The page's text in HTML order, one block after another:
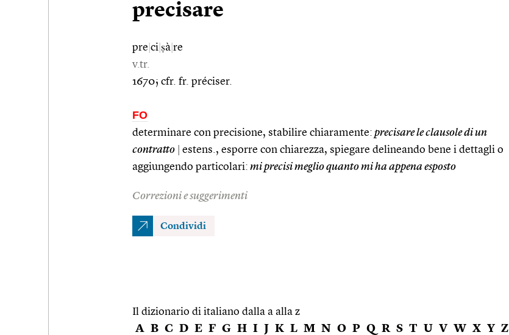
precisare
pre ci ṣà re
v.tr.
1670; cfr. fr. préciser.
FO
determinare con precisione, stabilire chiaramente: precisare le clausole di un
contratto
estens., esporre con chiarezza, spiegare delineando bene i dettagli o
aggiungendo particolari: mi precisi meglio quanto mi ha appena esposto
Correzioni e suggerimenti
Condividi
Il dizionario di italiano dalla a alla z
A B C D E F G H I J K L M N O P Q R S T U V W X Y Z